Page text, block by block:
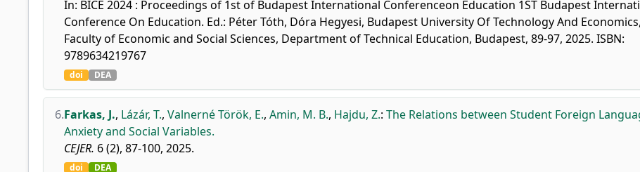
In: BICE 2024 : Proceedings of 1st of Budapest International Conferenceon Education 1ST Budapest
Conference On Education. Ed.: Péter Tóth, Dóra Hegyesi, Budapest University Of Technology And Economics,
Faculty of Economic and Social Sciences, Department of Technical Education, Budapest, 89-97, 2025. ISBN:
9789634219767
doi DEA
6.Farkas, J., Lázár, T., Valnerné Török, E., Amin, M. B., Hajdu, Z.: The Relations between Student Foreign
Anxiety and Social Variables.
CEJER. 6 (2), 87-100, 2025.
doi DEA